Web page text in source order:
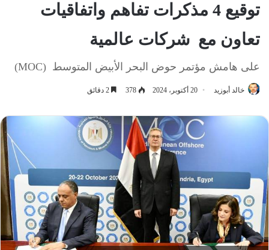
توقيع 4 مذكرات تفاهم واتفاقيات
تعاون مع شركات عالمية
على هامش مؤتمر حوض البحر الأبيض المتوسط (MOC)
خالد أبوزيد 20 أكتوبر، 2024 378